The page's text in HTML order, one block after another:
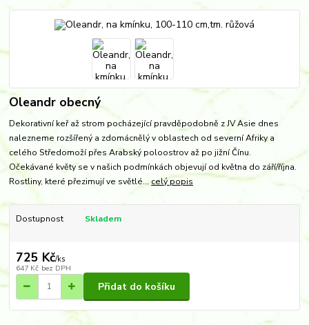
Oleandr obecný
Dekorativní keř až strom pocházející pravděpodobně z JV Asie dnes
nalezneme rozšířený a zdomácnělý v oblastech od severní Afriky a
celého Středomoží přes Arabský poloostrov až po jižní Čínu.
Očekávané květy se v našich podmínkách objevují od května do září/října.
Rostliny, které přezimují ve světlé...celý popis
Dostupnost Skladem
725 Kč/ks
647 Kč bez DPH
Přidat do košíku